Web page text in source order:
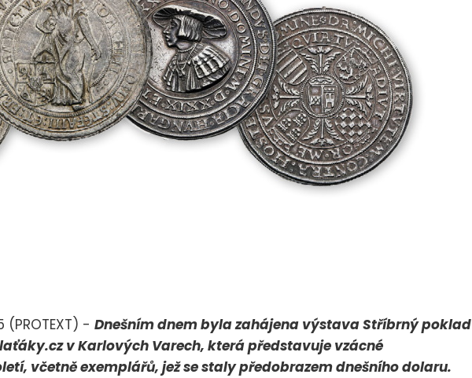
- Dnešním dnem byla zahájena výstava Stříbrný poklad
v Karlových Varech, která představuje vzácné
včetně exemplářů, jež se staly předobrazem dnešního dolaru.